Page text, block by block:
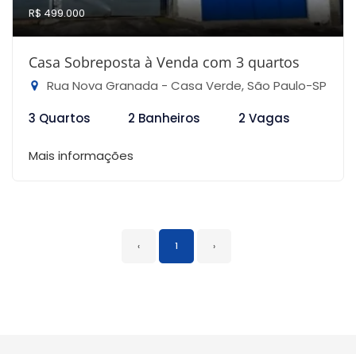
R$ 499.000
Casa Sobreposta à Venda com 3 quartos
Rua Nova Granada - Casa Verde, São Paulo-SP
3 Quartos
2 Banheiros 2 Vagas
Mais informações
‹ 1 ›